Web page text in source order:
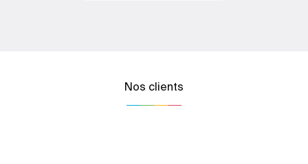
Nos clients